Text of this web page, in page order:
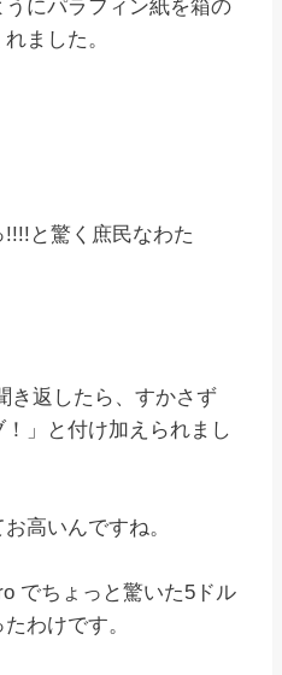
にパラフィン紙を箱の
ました。
と驚く庶民なわた
き返したら、すかさず
！」と付け加えられまし
高いんですね。
でちょっと驚いた5ドル
わけです。